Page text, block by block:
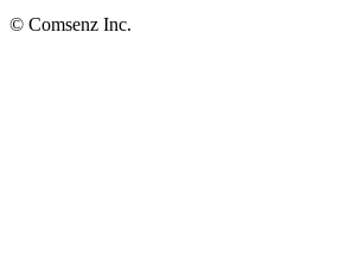
© Comsenz Inc.